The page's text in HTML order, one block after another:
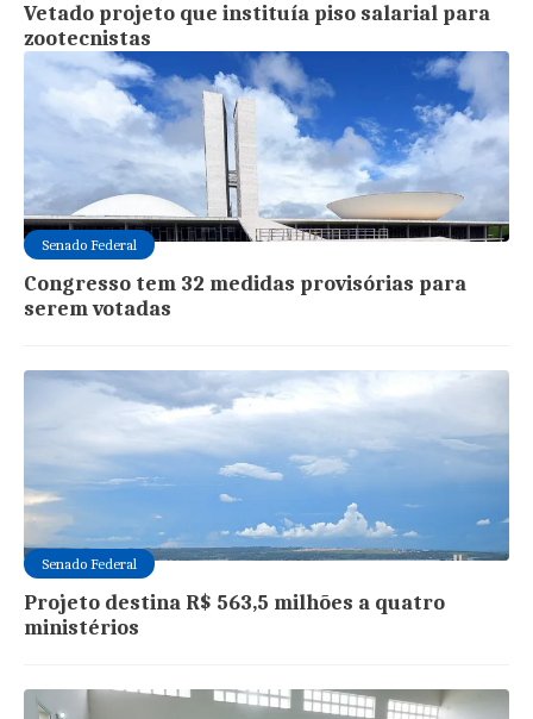
Vetado projeto que instituía piso salarial para
zootecnistas
Senado Federal
Congresso tem 32 medidas provisórias para
serem votadas
Senado Federal
Projeto destina R$ 563,5 milhões a quatro
ministérios